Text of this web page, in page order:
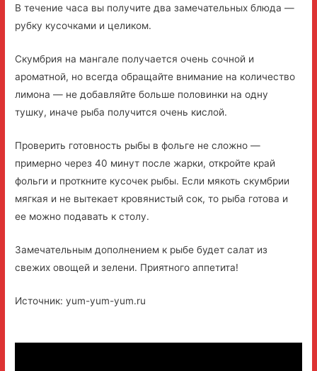
В течение часа вы получите два замечательных блюда —
рубку кусочками и целиком.
Скумбрия на мангале получается очень сочной и
ароматной, но всегда обращайте внимание на количество
лимона — не добавляйте больше половинки на одну
тушку, иначе рыба получится очень кислой.
Проверить готовность рыбы в фольге не сложно —
примерно через 40 минут после жарки, откройте край
фольги и проткните кусочек рыбы. Если мякоть скумбрии
мягкая и не вытекает кровянистый сок, то рыба готова и
ее можно подавать к столу.
Замечательным дополнением к рыбе будет салат из
свежих овощей и зелени. Приятного аппетита!
Источник: yum-yum-yum.ru